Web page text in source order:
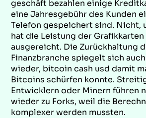
geschäft bezahlen einige
eine Jahresgebühr des Kunden
Telefon gespeichert sind. Nicht,
hat die Leistung der
ausgereicht. Die Zurückhaltung
Finanzbranche spiegelt sich
wieder, bitcoin cash usd damit
Bitcoins schürfen konnte.
Entwicklern oder Minern führen
wieder zu Forks, weil die
komplexer werden mussten.